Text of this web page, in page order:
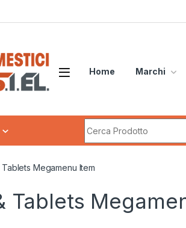
Home Marchi
Megamenu Item
Tablets